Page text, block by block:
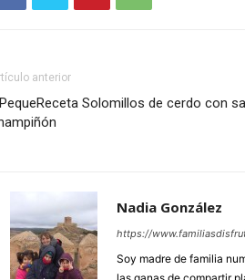
anterior
Solomillos de cerdo con
Nadia González
https://
Soy madre de familia